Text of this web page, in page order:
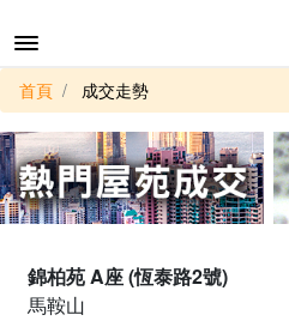
首頁 成交走勢
錦柏苑 A座 (恆泰路2號)
馬鞍山